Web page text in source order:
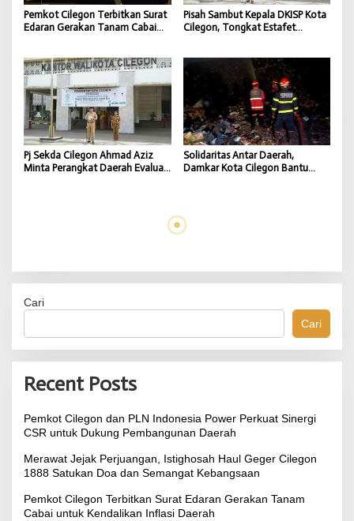
Pemkot Cilegon Terbitkan Surat
Edaran Gerakan Tanam Cabai
Pisah Sambut Kepala DKISP Kota
Cilegon, Tongkat Estafet
Cilegon
Pj Sekda Cilegon Ahmad Aziz
Minta Perangkat Daerah Evaluasi
Solidaritas Antar Daerah,
Damkar Kota Cilegon Bantu
Cari
Cari
Recent Posts
Pemkot Cilegon dan PLN Indonesia Power Perkuat Sinergi
CSR untuk Dukung Pembangunan Daerah
Merawat Jejak Perjuangan, Istighosah Haul Geger Cilegon
1888 Satukan Doa dan Semangat Kebangsaan
Pemkot Cilegon Terbitkan Surat Edaran Gerakan Tanam
Cabai untuk Kendalikan Inflasi Daerah